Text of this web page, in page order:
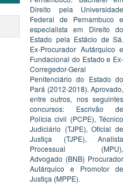
Direito pela Universidade
Federal de Pernambuco e
especialista em Direito do
Estado pela Estácio de Sá.
Ex-Procurador Autárquico e
Fundacional do Estado e Ex-
Corregedor-Geral
Penitenciário do Estado do
Pará (2012-2018). Aprovado,
entre outros, nos seguintes
concursos: Escrivão de
Polícia civil (PCPE), Técnico
Judiciário (TJPE), Oficial de
Justiça (TJPE), Analista
Processual (MPU),
Advogado (BNB) Procurador
Autárquico e Promotor de
Justiça (MPPE).